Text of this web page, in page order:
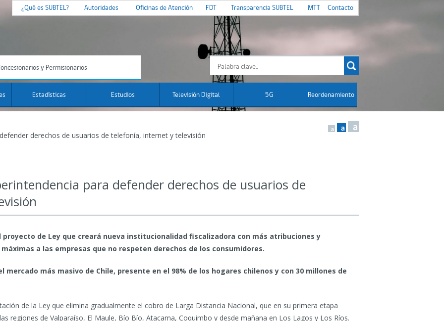
¿Qué es SUBTEL? Autoridades Oficinas de Atención FDT Transparencia SUBTEL MTT Contacto
y Permisionarios
Estadísticas Estudios Televisión Digital 5G Reordenamiento
derechos de usuarios de telefonía, internet y televisión
a a a
para defender derechos de usuarios de
de Ley que creará nueva institucionalidad fiscalizadora con más atribuciones y
a las empresas que no respeten derechos de los consumidores.
más masivo de Chile, presente en el 98% de los hogares chilenos y con 30 millones de
de la Ley que elimina gradualmente el cobro de Larga Distancia Nacional, que en su primera etapa
regiones de Valparaíso, El Maule, Bío Bío, Atacama, Coquimbo y desde mañana en Los Lagos y Los Ríos.